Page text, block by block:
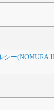
シー(NOMURA